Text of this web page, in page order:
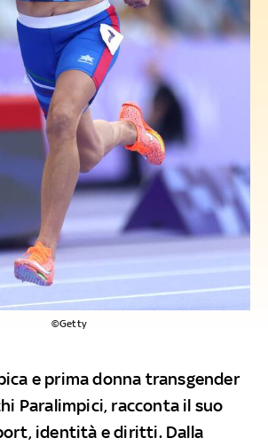
©Getty
e prima donna transgender
Paralimpici, racconta il suo
identità e diritti. Dalla